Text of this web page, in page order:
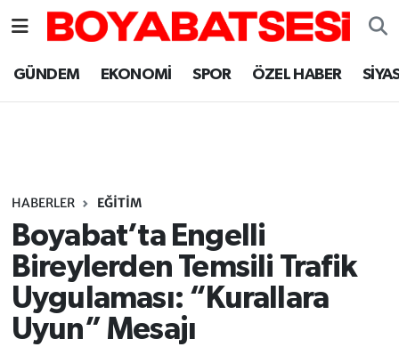
GÜNDEM EKONOMİ SPOR ÖZEL HABER
HABERLER EĞİTİM
Boyabat’ta Engelli
Bireylerden Temsili Trafik
Uygulaması: “Kurallara
Uyun” Mesajı
Sinop Nöbetçi Eczaneler
Sinop Trafik Yoğunluk Haritası
Süper Lig Puan Durumu ve Fikstür
Tüm Manşetler
Son Dakika Haberleri